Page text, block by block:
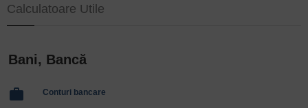
Calculatoare Utile
Bani, Bancă
work Conturi bancare